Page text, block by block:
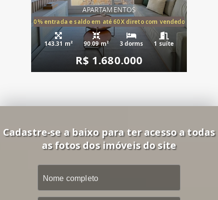
APARTAMENTOS
20% entrada e saldo em até 60X direto com vendedor
143.31 m² 90.09 m² 3 dorms 1 suíte
R$ 1.680.000
Cadastre-se a baixo para ter acesso a todas
as fotos dos imóveis do site